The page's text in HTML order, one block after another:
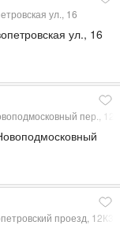
ул., 16
ул., 16
пер., 12
проезд, 12К3